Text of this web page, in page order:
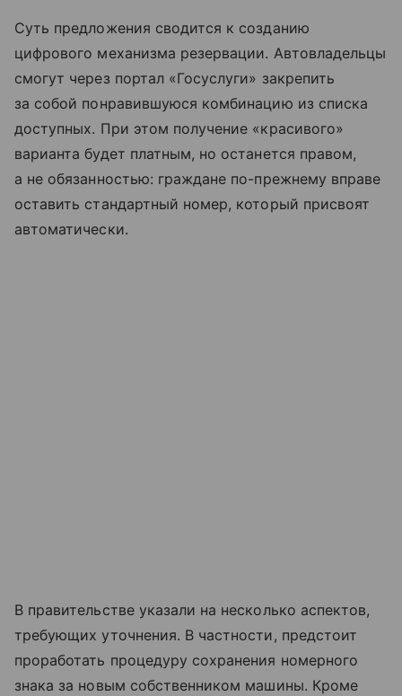
Суть предложения сводится к созданию
цифрового механизма резервации. Автовладельцы
смогут через портал «Госуслуги» закрепить
за собой понравившуюся комбинацию из списка
доступных. При этом получение «красивого»
варианта будет платным, но останется правом,
а не обязанностью: граждане по-прежнему вправе
оставить стандартный номер, который присвоят
автоматически.
В правительстве указали на несколько аспектов,
требующих уточнения. В частности, предстоит
проработать процедуру сохранения номерного
знака за новым собственником машины. Кроме